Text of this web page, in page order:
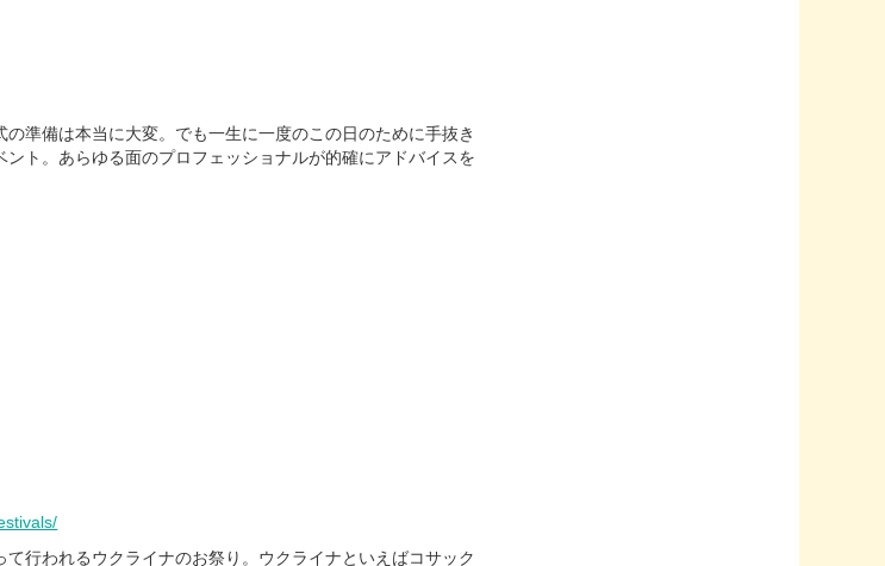
準備は本当に大変。でも一生に一度のこの日のために手抜き
ト。あらゆる面のプロフェッショナルが的確にアドバイスを
行われるウクライナのお祭り。ウクライナといえばコサック